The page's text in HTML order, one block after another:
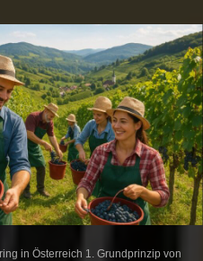
in Österreich 1. Grundprinzip von